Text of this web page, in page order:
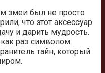
змеи был не просто
что этот аксессуар
и дарить мудрость.
раз символом
тайн, который